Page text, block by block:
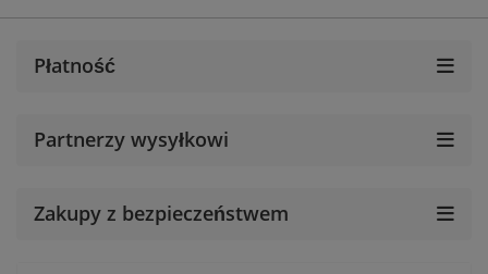
Płatność
Partnerzy wysyłkowi
Zakupy z bezpieczeństwem